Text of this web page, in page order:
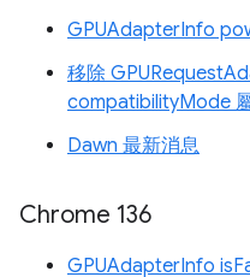
GPUAdapterInfo
移除
compatibilityMode
Dawn 最新消息
Chrome 136
GPUAdapterInfo